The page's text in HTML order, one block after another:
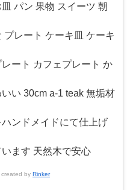
皿 パン 果物 スイーツ 朝
プレート ケーキ皿 ケーキ
レート カフェプレート か
いい 30cm a-1 teak 無垢材
ハンドメイドにて仕上げ
います 天然木で安心
created by Rinker